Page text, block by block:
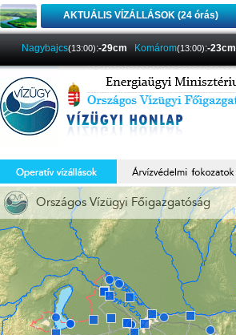
AKTUÁLIS VÍZÁLLÁSOK (24 órás)
Nagybajcs(13:00):-29cm Komárom(13:00):-23cm
Országos Vízügyi Főigazgatóság